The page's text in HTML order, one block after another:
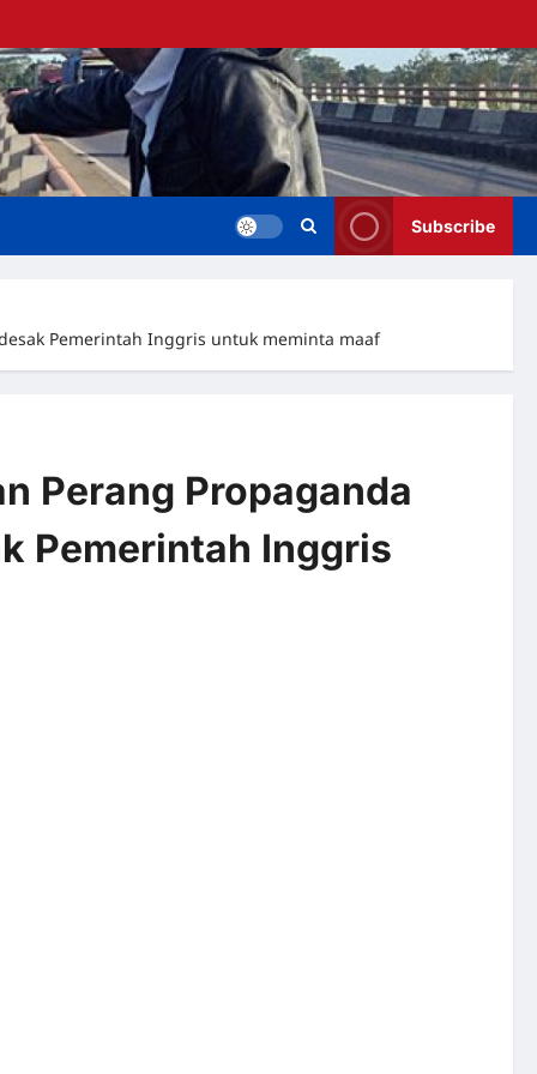
Subscribe
Pemerintah Inggris untuk meminta maaf
Perang Propaganda
Pemerintah Inggris